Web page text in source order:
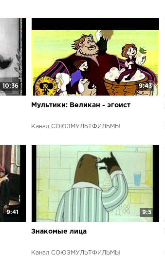
10:36 9:43
Мультики: Великан - эгоист
Канал СОЮЗМУЛЬТФИЛЬМЫ
9:41 9:5
Знакомые лица
Канал СОЮЗМУЛЬТФИЛЬМЫ